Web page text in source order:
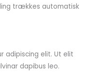
trækkes automatisk
adipiscing elit. Ut elit
dapibus leo.